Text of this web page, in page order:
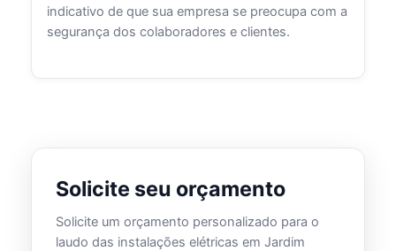
indicativo de que sua empresa se preocupa com a
segurança dos colaboradores e clientes.
Solicite seu orçamento
Solicite um orçamento personalizado para o
laudo das instalações elétricas em Jardim